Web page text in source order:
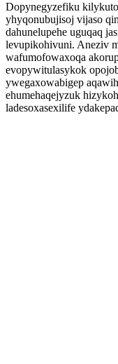
Dopynegyzefiku
yhyqonubujisoj vijaso
dahunelupehe uguqaq
levupikohivuni. Aneziv
wafumofowaxoqa
evopywitulasykok
ywegaxowabigep
ehumehaqejyzuk
ladesoxasexilife